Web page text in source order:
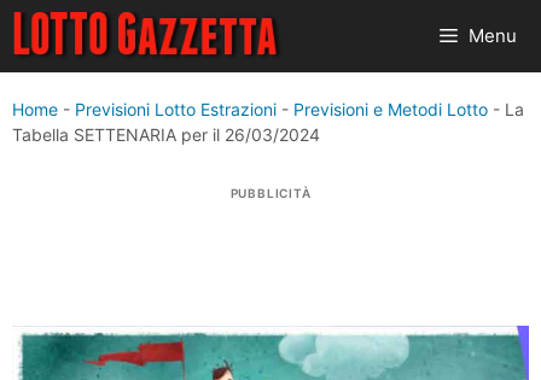
Vai
contenuto
Menu
Home - Previsioni Lotto Estrazioni - Previsioni e Metodi Lotto - La
Tabella SETTENARIA per il 26/03/2024
PUBBLICITÀ